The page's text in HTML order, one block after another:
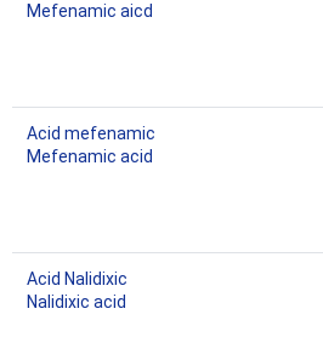
Mefenamic aicd
Acid mefenamic
Mefenamic acid
Acid Nalidixic
Nalidixic acid